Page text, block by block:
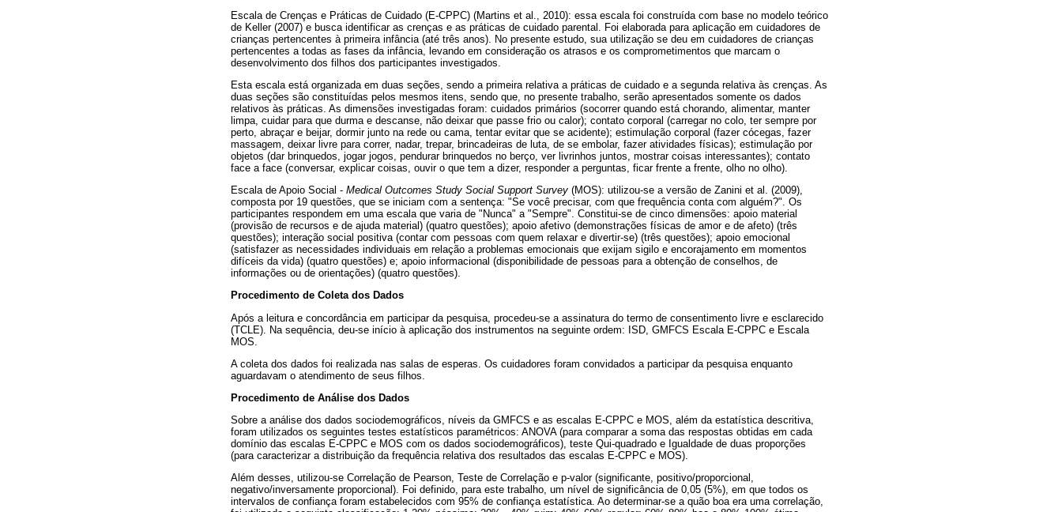
Escala de Crenças e Práticas de Cuidado (E-CPPC) (Martins et al., 2010): essa escala foi construída com base no modelo teórico
de Keller (2007) e busca identificar as crenças e as práticas de cuidado parental. Foi elaborada para aplicação em cuidadores de
crianças pertencentes à primeira infância (até três anos). No presente estudo, sua utilização se deu em cuidadores de crianças
pertencentes a todas as fases da infância, levando em consideração os atrasos e os comprometimentos que marcam o
desenvolvimento dos filhos dos participantes investigados.
Esta escala está organizada em duas seções, sendo a primeira relativa a práticas de cuidado e a segunda relativa às crenças. As
duas seções são constituídas pelos mesmos itens, sendo que, no presente trabalho, serão apresentados somente os dados
relativos às práticas. As dimensões investigadas foram: cuidados primários (socorrer quando está chorando, alimentar, manter
limpa, cuidar para que durma e descanse, não deixar que passe frio ou calor); contato corporal (carregar no colo, ter sempre por
perto, abraçar e beijar, dormir junto na rede ou cama, tentar evitar que se acidente); estimulação corporal (fazer cócegas, fazer
massagem, deixar livre para correr, nadar, trepar, brincadeiras de luta, de se embolar, fazer atividades físicas); estimulação por
objetos (dar brinquedos, jogar jogos, pendurar brinquedos no berço, ver livrinhos juntos, mostrar coisas interessantes); contato
face a face (conversar, explicar coisas, ouvir o que tem a dizer, responder a perguntas, ficar frente a frente, olho no olho).
Escala de Apoio Social - Medical Outcomes Study Social Support Survey (MOS): utilizou-se a versão de Zanini et al. (2009),
composta por 19 questões, que se iniciam com a sentença: "Se você precisar, com que frequência conta com alguém?". Os
participantes respondem em uma escala que varia de "Nunca" a "Sempre". Constitui-se de cinco dimensões: apoio material
(provisão de recursos e de ajuda material) (quatro questões); apoio afetivo (demonstrações físicas de amor e de afeto) (três
questões); interação social positiva (contar com pessoas com quem relaxar e divertir-se) (três questões); apoio emocional
(satisfazer as necessidades individuais em relação a problemas emocionais que exijam sigilo e encorajamento em momentos
difíceis da vida) (quatro questões) e; apoio informacional (disponibilidade de pessoas para a obtenção de conselhos, de
informações ou de orientações) (quatro questões).
Procedimento de Coleta dos Dados
Após a leitura e concordância em participar da pesquisa, procedeu-se a assinatura do termo de consentimento livre e esclarecido
(TCLE). Na sequência, deu-se início à aplicação dos instrumentos na seguinte ordem: ISD, GMFCS Escala E-CPPC e Escala
MOS.
A coleta dos dados foi realizada nas salas de esperas. Os cuidadores foram convidados a participar da pesquisa enquanto
aguardavam o atendimento de seus filhos.
Procedimento de Análise dos Dados
Sobre a análise dos dados sociodemográficos, níveis da GMFCS e as escalas E-CPPC e MOS, além da estatística descritiva,
foram utilizados os seguintes testes estatísticos paramétricos: ANOVA (para comparar a soma das respostas obtidas em cada
domínio das escalas E-CPPC e MOS com os dados sociodemográficos), teste Qui-quadrado e Igualdade de duas proporções
(para caracterizar a distribuição da frequência relativa dos resultados das escalas E-CPPC e MOS).
Além desses, utilizou-se Correlação de Pearson, Teste de Correlação e p-valor (significante, positivo/proporcional,
negativo/inversamente proporcional). Foi definido, para este trabalho, um nível de significância de 0,05 (5%), em que todos os
intervalos de confiança foram estabelecidos com 95% de confiança estatística. Ao determinar-se a quão boa era uma correlação,